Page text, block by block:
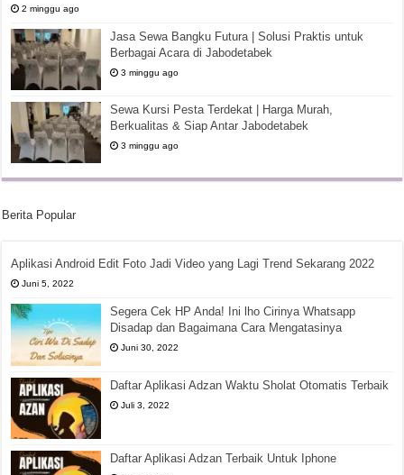
2 minggu ago
Jasa Sewa Bangku Futura | Solusi Praktis untuk
Berbagai Acara di Jabodetabek
3 minggu ago
Sewa Kursi Pesta Terdekat | Harga Murah,
Berkualitas & Siap Antar Jabodetabek
3 minggu ago
Berita Popular
Aplikasi Android Edit Foto Jadi Video yang Lagi Trend Sekarang 2022
Juni 5, 2022
Segera Cek HP Anda! Ini lho Cirinya Whatsapp
Disadap dan Bagaimana Cara Mengatasinya
Juni 30, 2022
Daftar Aplikasi Adzan Waktu Sholat Otomatis Terbaik
Juli 3, 2022
Daftar Aplikasi Adzan Terbaik Untuk Iphone